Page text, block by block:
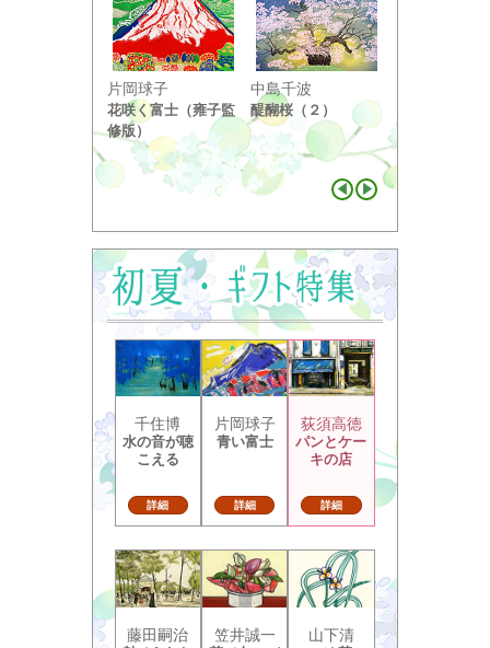
片岡球子
花咲く富士（雍子監
修版）
中島千波
醍醐桜（２）
奥の細道句抄
千住博
水の音が聴
片岡球子
荻須高徳
パンとケー